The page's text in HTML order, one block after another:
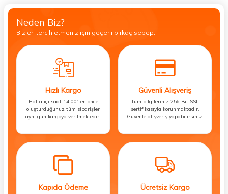
Neden Biz?
Bizleri tercih etmeniz için geçerli birkaç sebep.
Hızlı Kargo
Hafta içi saat 14:00’ten önce
oluşturduğunuz tüm siparişler
aynı gün kargoya verilmektedir.
Güvenli Alışveriş
Tüm bilgileriniz 256 Bit SSL
sertifikasıyla korunmaktadır.
Güvenle alışveriş yapabilirsiniz.
Kapıda Ödeme Ücretsiz Kargo